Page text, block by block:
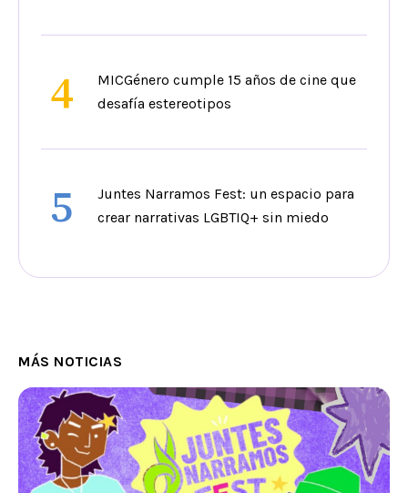
4
MICGénero cumple 15 años de cine que
desafía estereotipos
5
Juntes Narramos Fest: un espacio para
crear narrativas LGBTIQ+ sin miedo
MÁS NOTICIAS